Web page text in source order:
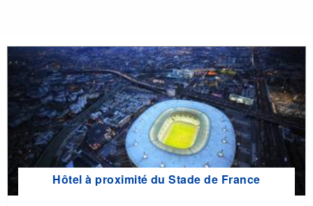
Hôtel à proximité du Stade de France